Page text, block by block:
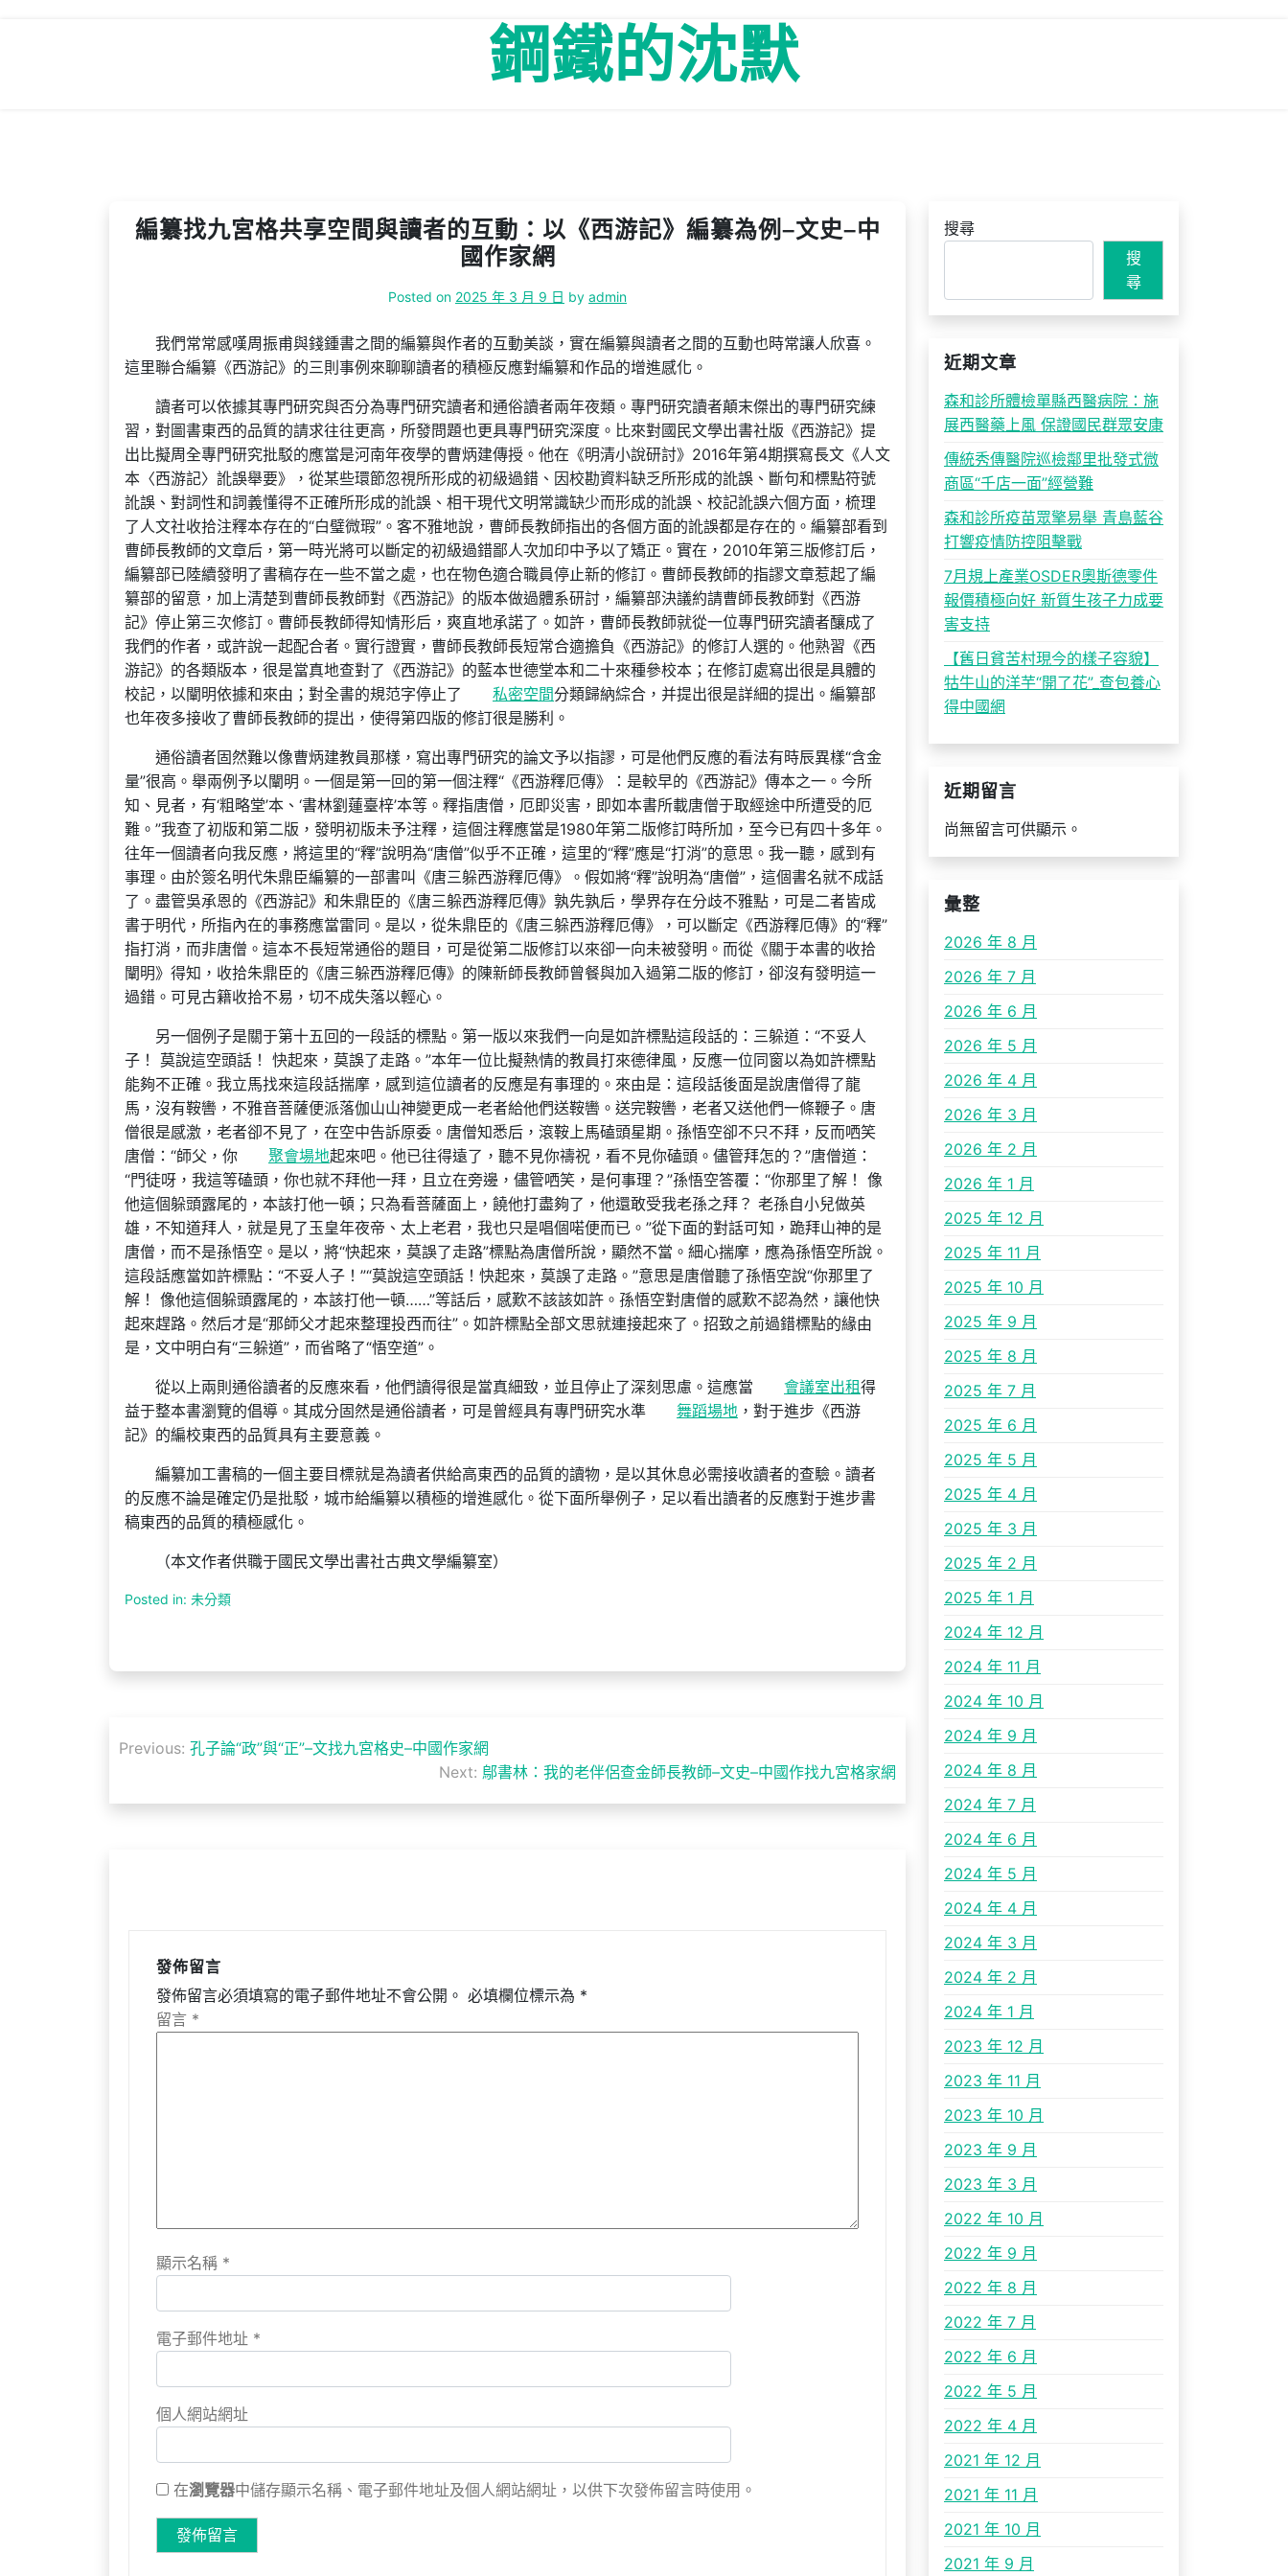
鋼鐵的沈默
編纂找九宮格共享空間與讀者的互動：以《西游記》編纂為例–文史–中
國作家網
Posted on 2025 年 3 月 9 日 by admin
我們常常感嘆周振甫與錢鍾書之間的編纂與作者的互動美談，實在編纂與讀者之間的互動也時常讓人欣喜。
這里聯合編纂《西游記》的三則事例來聊聊讀者的積極反應對編纂和作品的增進感化。
讀者可以依據其專門研究與否分為專門研究讀者和通俗讀者兩年夜類。專門研究讀者顛末傑出的專門研究練
習，對圖書東西的品質的請求往往更高，所發問題也更具專門研究深度。比來對國民文學出書社版《西游記》提
出比擬周全專門研究批駁的應當是河南年夜學的曹炳建傳授。他在《明清小說研討》2016年第4期撰寫長文《人文
本〈西游記〉訛誤舉要》，從某些環節忽視所形成的初級過錯、因校勘資料缺乏所形成的訛誤、斷句和標點符號
訛誤、對詞性和詞義懂得不正確所形成的訛誤、相干現代文明常識缺少而形成的訛誤、校記訛誤六個方面，梳理
了人文社收拾注釋本存在的“白璧微瑕”。客不雅地說，曹師長教師指出的各個方面的訛誤都是存在的。編纂部看到
曹師長教師的文章后，第一時光將可以斷定的初級過錯鄙人次加印中予以了矯正。實在，2010年第三版修訂后，
編纂部已陸續發明了書稿存在一些不當之處，也在物色適合職員停止新的修訂。曹師長教師的指謬文章惹起了編
纂部的留意，加上清楚到曹師長教師對《西游記》的版本做過體系研討，編纂部決議約請曹師長教師對《西游
記》停止第三次修訂。曹師長教師得知情形后，爽直地承諾了。如許，曹師長教師就從一位專門研究讀者釀成了
我們的作者，或許說一起配合者。實行證實，曹師長教師長短常合適擔負《西游記》的修訂人選的。他熟習《西
游記》的各類版本，很是當真地查對了《西游記》的藍本世德堂本和二十來種參校本；在修訂處寫出很是具體的
校記，以闡明依據和來由；對全書的規范字停止了
私密空間分類歸納綜合，并提出很是詳細的提出。編纂部
也年夜多接收了曹師長教師的提出，使得第四版的修訂很是勝利。
通俗讀者固然難以像曹炳建教員那樣，寫出專門研究的論文予以指謬，可是他們反應的看法有時辰異樣“含金
量”很高。舉兩例予以闡明。一個是第一回的第一個注釋“《西游釋厄傳》：是較早的《西游記》傳本之一。今所
知、見者，有‘粗略堂’本、‘書林劉蓮臺梓’本等。釋指唐僧，厄即災害，即如本書所載唐僧于取經途中所遭受的厄
難。”我查了初版和第二版，發明初版未予注釋，這個注釋應當是1980年第二版修訂時所加，至今已有四十多年。
往年一個讀者向我反應，將這里的“釋”說明為“唐僧”似乎不正確，這里的“釋”應是“打消”的意思。我一聽，感到有
事理。由於簽名明代朱鼎臣編纂的一部書叫《唐三躲西游釋厄傳》。假如將“釋”說明為“唐僧”，這個書名就不成話
了。盡管吳承恩的《西游記》和朱鼎臣的《唐三躲西游釋厄傳》孰先孰后，學界存在分歧不雅點，可是二者皆成
書于明代，所指內在的事務應當雷同。是以，從朱鼎臣的《唐三躲西游釋厄傳》，可以斷定《西游釋厄傳》的“釋”
指打消，而非唐僧。這本不長短常通俗的題目，可是從第二版修訂以來卻一向未被發明。而從《關于本書的收拾
闡明》得知，收拾朱鼎臣的《唐三躲西游釋厄傳》的陳新師長教師曾餐與加入過第二版的修訂，卻沒有發明這一
過錯。可見古籍收拾不易，切不成失落以輕心。
另一個例子是關于第十五回的一段話的標點。第一版以來我們一向是如許標點這段話的：三躲道：“不妥人
子！ 莫說這空頭話！ 快起來，莫誤了走路。”本年一位比擬熱情的教員打來德律風，反應一位同窗以為如許標點
能夠不正確。我立馬找來這段話揣摩，感到這位讀者的反應是有事理的。來由是：這段話後面是說唐僧得了龍
馬，沒有鞍轡，不雅音菩薩便派落伽山山神變更成一老者給他們送鞍轡。送完鞍轡，老者又送他們一條鞭子。唐
僧很是感激，老者卻不見了，在空中告訴原委。唐僧知悉后，滾鞍上馬磕頭星期。孫悟空卻不只不拜，反而哂笑
唐僧：“師父，你
聚會場地起來吧。他已往得遠了，聽不見你禱祝，看不見你磕頭。儘管拜怎的？”唐僧道：
“門徒呀，我這等磕頭，你也就不拜他一拜，且立在旁邊，儘管哂笑，是何事理？”孫悟空答覆：“你那里了解！ 像
他這個躲頭露尾的，本該打他一頓；只為看菩薩面上，饒他打盡夠了，他還敢受我老孫之拜？ 老孫自小兒做英
雄，不知道拜人，就是見了玉皇年夜帝、太上老君，我也只是唱個喏便而已。”從下面的對話可知，跪拜山神的是
唐僧，而不是孫悟空。是以，將“快起來，莫誤了走路”標點為唐僧所說，顯然不當。細心揣摩，應為孫悟空所說。
這段話應當如許標點：“不妥人子！”“莫說這空頭話！快起來，莫誤了走路。”意思是唐僧聽了孫悟空說“你那里了
解！ 像他這個躲頭露尾的，本該打他一頓……”等話后，感歎不該該如許。孫悟空對唐僧的感歎不認為然，讓他快
起來趕路。然后才是“那師父才起來整理投西而往”。如許標點全部文思就連接起來了。招致之前過錯標點的緣由
是，文中明白有“三躲道”，而省略了“悟空道”。
從以上兩則通俗讀者的反應來看，他們讀得很是當真細致，並且停止了深刻思慮。這應當 會議室出租得
益于整本書瀏覽的倡導。其成分固然是通俗讀者，可是曾經具有專門研究水準
舞蹈場地 ，對于進步《西游
記》的編校東西的品質具有主要意義。
編纂加工書稿的一個主要目標就是為讀者供給高東西的品質的讀物，是以其休息必需接收讀者的查驗。讀者
的反應不論是確定仍是批駁，城市給編纂以積極的增進感化。從下面所舉例子，足以看出讀者的反應對于進步書
稿東西的品質的積極感化。
（本文作者供職于國民文學出書社古典文學編纂室）
Posted in: 未分類
文
導
Previous: 孔子論“政”與“正”–文找九宮格史–中國作家網
Next: 鄔書林：我的老伴侶查金師長教師–文史–中國作找九宮格家網
發佈留言
發佈留言必須填寫的電子郵件地址不會公開。 必填欄位標示為 *
留言 *
顯示名稱 *
電子郵件地址 *
個人網站網址
在瀏覽器中儲存顯示名稱、電子郵件地址及個人網站網址，以供下次發佈留言時使用。
搜尋
搜
尋
近期文章
森和診所體檢單縣西醫病院：施
展西醫藥上風 保證國民群眾安康
傳統秀傳醫院巡檢鄰里批發式微
商區“千店一面”經營難
森和診所疫苗眾擎易舉 青島藍谷
打響疫情防控阻擊戰
7月規上產業OSDER奧斯德零件
報價積極向好 新質生孩子力成要
害支持
【舊日貧苦村現今的樣子容貌】
牯牛山的洋芋“開了花”_查包養心
得中國網
近期留言
尚無留言可供顯示。
彙整
2026 年 8 月
2026 年 7 月
2026 年 6 月
2026 年 5 月
2026 年 4 月
2026 年 3 月
2026 年 2 月
2026 年 1 月
2025 年 12 月
2025 年 11 月
2025 年 10 月
2025 年 9 月
2025 年 8 月
2025 年 7 月
2025 年 6 月
2025 年 5 月
2025 年 4 月
2025 年 3 月
2025 年 2 月
2025 年 1 月
2024 年 12 月
2024 年 11 月
2024 年 10 月
2024 年 9 月
2024 年 8 月
2024 年 7 月
2024 年 6 月
2024 年 5 月
2024 年 4 月
2024 年 3 月
2024 年 2 月
2024 年 1 月
2023 年 12 月
2023 年 11 月
2023 年 10 月
2023 年 9 月
2023 年 3 月
2022 年 10 月
2022 年 9 月
2022 年 8 月
2022 年 7 月
2022 年 6 月
2022 年 5 月
2022 年 4 月
2021 年 12 月
2021 年 11 月
2021 年 10 月
2021 年 9 月